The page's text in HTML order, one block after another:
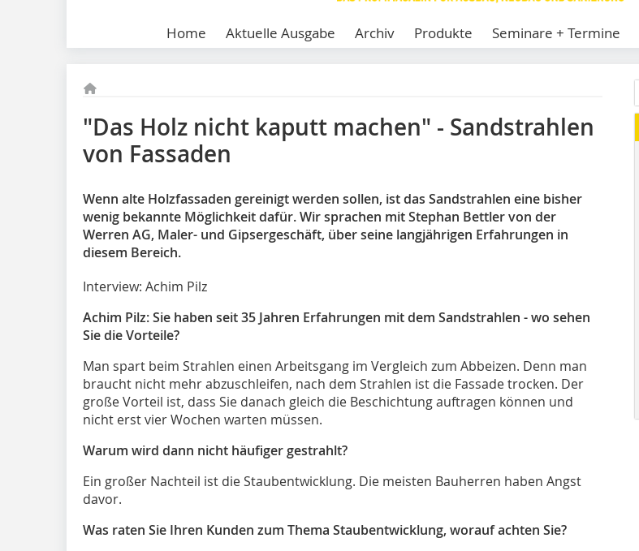
Home Aktuelle Ausgabe Archiv Produkte Seminare + Termine
"Das Holz nicht kaputt machen" - Sandstrahlen
von Fassaden
Wenn alte Holzfassaden gereinigt werden sollen, ist das Sandstrahlen eine bisher
wenig bekannte Möglichkeit dafür. Wir sprachen mit Stephan Bettler von der
Werren AG, Maler- und Gipsergeschäft, über seine langjährigen Erfahrungen in
diesem Bereich.
Interview: Achim Pilz
Achim Pilz: Sie haben seit 35 Jahren Erfahrungen mit dem Sandstrahlen - wo sehen
Sie die Vorteile?
Man spart beim Strahlen einen Arbeitsgang im Vergleich zum Abbeizen. Denn man
braucht nicht mehr abzuschleifen, nach dem Strahlen ist die Fassade trocken. Der
große Vorteil ist, dass Sie danach gleich die Beschichtung auftragen können und
nicht erst vier Wochen warten müssen.
Warum wird dann nicht häufiger gestrahlt?
Ein großer Nachteil ist die Staubentwicklung. Die meisten Bauherren haben Angst
davor.
Was raten Sie Ihren Kunden zum Thema Staubentwicklung, worauf achten Sie?